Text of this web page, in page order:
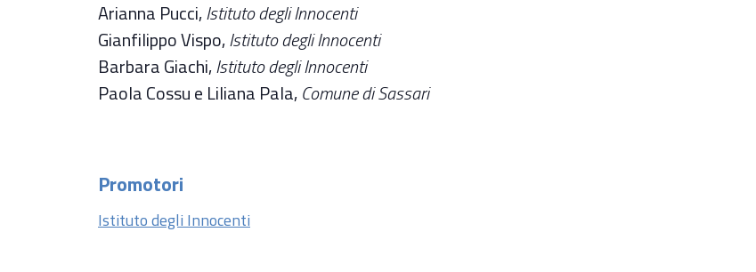
Arianna Pucci,Istituto degli Innocenti
Gianfilippo Vispo,Istituto degli Innocenti
Barbara Giachi,Istituto degli Innocenti
Paola Cossu e Liliana Pala,Comune di Sassari
Promotori
Istituto degli Innocenti